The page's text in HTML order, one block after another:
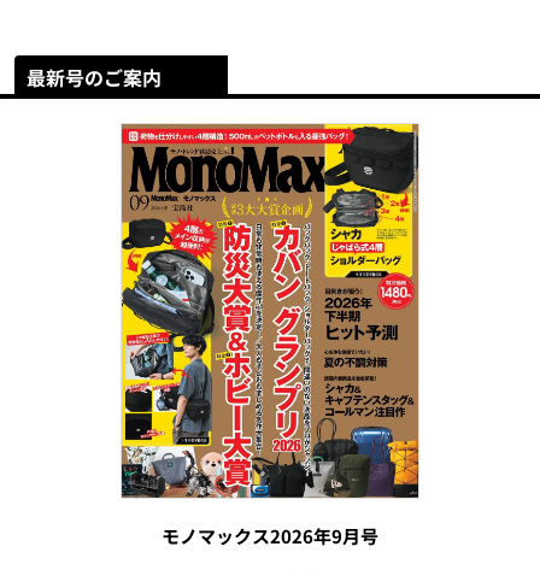
最新号のご案内
モノマックス2026年9月号